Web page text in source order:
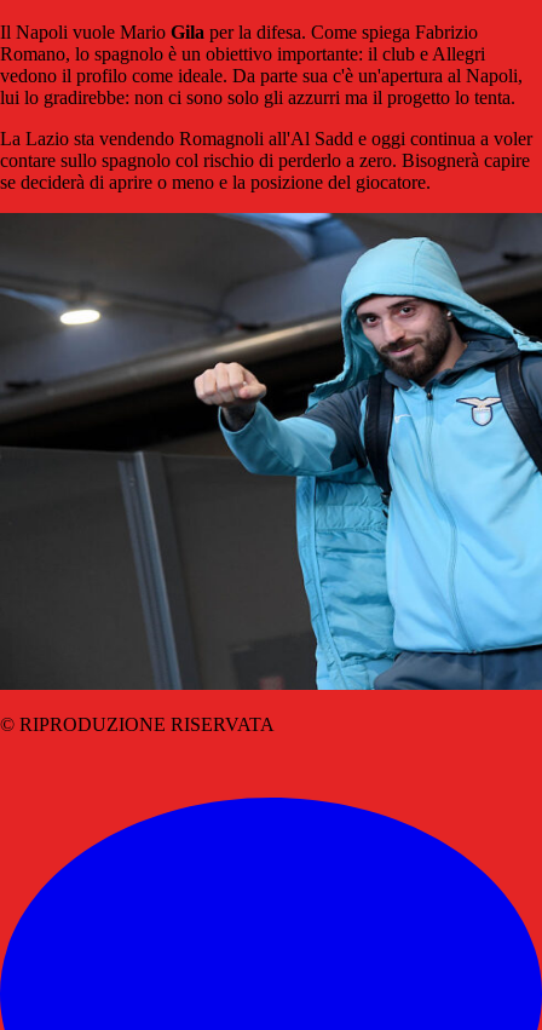
Il Napoli vuole Mario Gila per la difesa. Come spiega Fabrizio
Romano, lo spagnolo è un obiettivo importante: il club e Allegri
vedono il profilo come ideale. Da parte sua c'è un'apertura al Napoli,
lui lo gradirebbe: non ci sono solo gli azzurri ma il progetto lo tenta.
La Lazio sta vendendo Romagnoli all'Al Sadd e oggi continua a voler
contare sullo spagnolo col rischio di perderlo a zero. Bisognerà capire
se deciderà di aprire o meno e la posizione del giocatore.
© RIPRODUZIONE RISERVATA